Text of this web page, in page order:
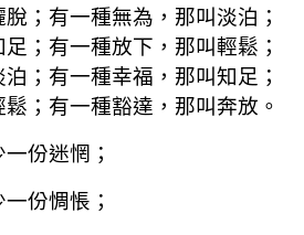
；有一種無為 ，那叫淡泊；
；有一種放下，那叫輕鬆；
泊；有一種幸福，那叫知足；
；有一種豁達，那叫奔放。
份迷惘；
份惆悵；